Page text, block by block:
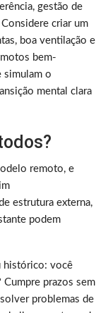
gestão de
criar um
boa ventilação e
bem-
simulam o
mental clara
remoto, e
estrutura externa,
podem
histórico: você
prazos sem
problemas de